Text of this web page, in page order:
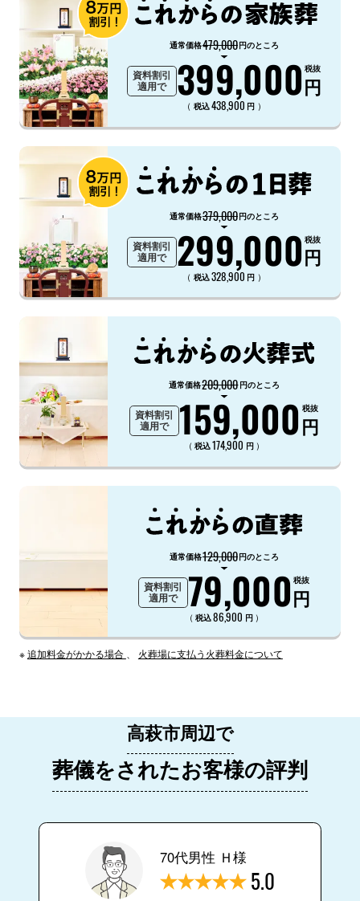
通常価格479,000円のところ
資料割引
適用で
399,000円
税抜
（ 税込438,900 円 ）
通常価格379,000円のところ
資料割引
適用で
299,000円
税抜
（ 税込328,900 円 ）
通常価格209,000円のところ
資料割引
適用で
159,000円
税抜
（ 税込174,900 円 ）
通常価格129,000円のところ
資料割引
適用で
79,000円
税抜
（ 税込86,900 円 ）
※追加料金がかかる場合 火葬場に支払う火葬料金について
高萩市周辺で
葬儀をされたお客様の評判
70代男性 Ｈ様
5.0